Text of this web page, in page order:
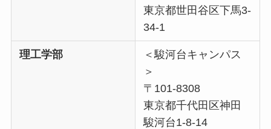
東京都世田谷区下馬3-
34-1
理工学部
＜駿河台キャンパス
＞
〒101-8308
東京都千代田区神田
駿河台1-8-14